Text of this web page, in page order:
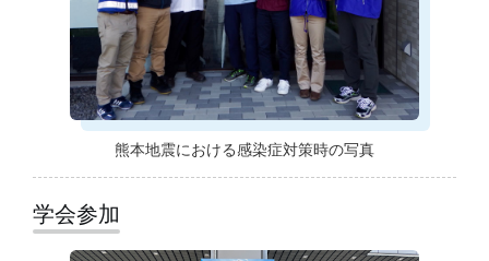
熊本地震における感染症対策時の写真
学会参加